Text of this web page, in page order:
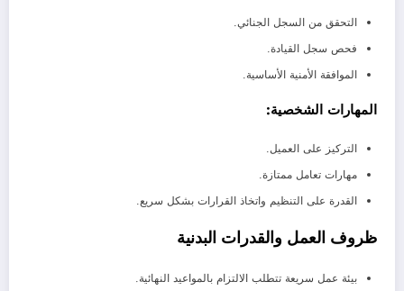
التحقق من السجل الجنائي.
فحص سجل القيادة.
الموافقة الأمنية الأساسية.
المهارات الشخصية:
التركيز على العميل.
مهارات تعامل ممتازة.
القدرة على التنظيم واتخاذ القرارات بشكل سريع.
ظروف العمل والقدرات البدنية
بيئة عمل سريعة تتطلب الالتزام بالمواعيد النهائية.